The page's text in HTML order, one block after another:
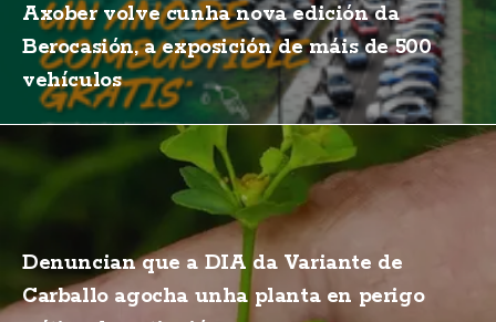
Axober volve cunha nova edición da
Berocasión, a exposición de máis de 500
vehículos
Denuncian que a DIA da Variante de
Carballo agocha unha planta en perigo